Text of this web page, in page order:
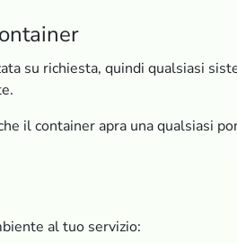
su richiesta, quindi qualsiasi
il container apra una qualsiasi
al tuo servizio: